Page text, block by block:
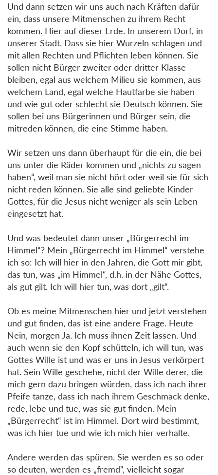
Und dann setzen wir uns auch nach Kräften dafür
ein, dass unsere Mitmenschen zu ihrem Recht
kommen. Hier auf dieser Erde. In unserem Dorf, in
unserer Stadt. Dass sie hier Wurzeln schlagen und
mit allen Rechten und Pflichten leben können. Sie
sollen nicht Bürger zweiter oder dritter Klasse
bleiben, egal aus welchem Milieu sie kommen, aus
welchem Land, egal welche Hautfarbe sie haben
und wie gut oder schlecht sie Deutsch können. Sie
sollen bei uns Bürgerinnen und Bürger sein, die
mitreden können, die eine Stimme haben.
Wir setzen uns dann überhaupt für die ein, die bei
uns unter die Räder kommen und „nichts zu sagen
haben“, weil man sie nicht hört oder weil sie für sich
nicht reden können. Sie alle sind geliebte Kinder
Gottes, für die Jesus nicht weniger als sein Leben
eingesetzt hat.
Und was bedeutet dann unser „Bürgerrecht im
Himmel“? Mein „Bürgerrecht im Himmel“ verstehe
ich so: Ich will hier in den Jahren, die Gott mir gibt,
das tun, was „im Himmel“, d.h. in der Nähe Gottes,
als gut gilt. Ich will hier tun, was dort „gilt“.
Ob es meine Mitmenschen hier und jetzt verstehen
und gut finden, das ist eine andere Frage. Heute
Nein, morgen Ja. Ich muss ihnen Zeit lassen. Und
auch wenn sie den Kopf schütteln, ich will tun, was
Gottes Wille ist und was er uns in Jesus verkörpert
hat. Sein Wille geschehe, nicht der Wille derer, die
mich gern dazu bringen würden, dass ich nach ihrer
Pfeife tanze, dass ich nach ihrem Geschmack denke,
rede, lebe und tue, was sie gut finden. Mein
„Bürgerrecht“ ist im Himmel. Dort wird bestimmt,
was ich hier tue und wie ich mich hier verhalte.
Andere werden das spüren. Sie werden es so oder
so deuten, werden es „fremd“, vielleicht sogar